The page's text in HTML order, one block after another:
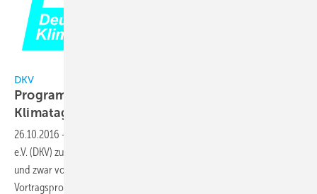
DKV
Programm für die Deutsche Kälte-und
Klimatagung 2016
26.10.2016 -
e.V. (DKV) zum ersten Mal mit seiner Jahrestagung in Kassel zu Gast,
und zwar vom 16. bis 18. 11. im Kongress Palais Kassel. Das
Vortragsprogramm umfasst 117 Beiträge an zwei Tagen in den fünf